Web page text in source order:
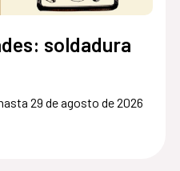
soldadura
29 de agosto de 2026